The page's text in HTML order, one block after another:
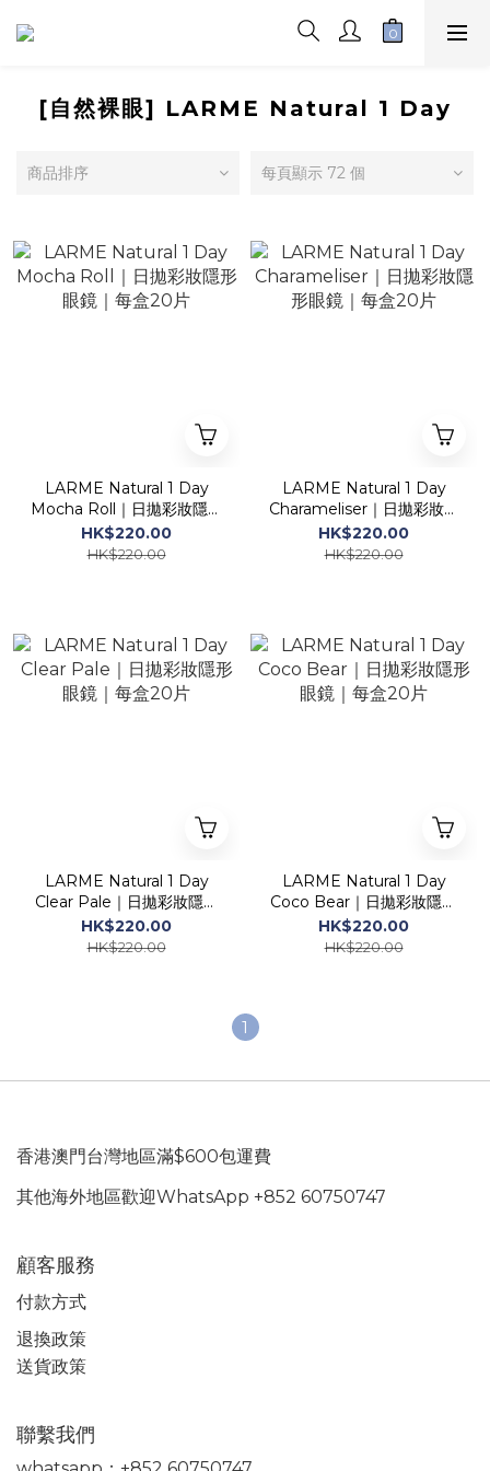
[自然裸眼] LARME Natural 1 Day
商品排序 每頁顯示 72 個
LARME Natural 1 Day
Mocha Roll｜日拋彩妝隱形
眼鏡｜每盒20片
HK$220.00
HK$220.00
LARME Natural 1 Day
Charameliser｜日拋彩妝隱
形眼鏡｜每盒20片
HK$220.00
HK$220.00
LARME Natural 1 Day
Clear Pale｜日拋彩妝隱形
眼鏡｜每盒20片
HK$220.00
HK$220.00
LARME Natural 1 Day
Coco Bear｜日拋彩妝隱形
眼鏡｜每盒20片
HK$220.00
HK$220.00
1
香港澳門台灣地區滿$600包運費
其他海外地區歡迎WhatsApp +852 60750747
顧客服務
付款方式
退換政策
送貨政策
聯繫我們